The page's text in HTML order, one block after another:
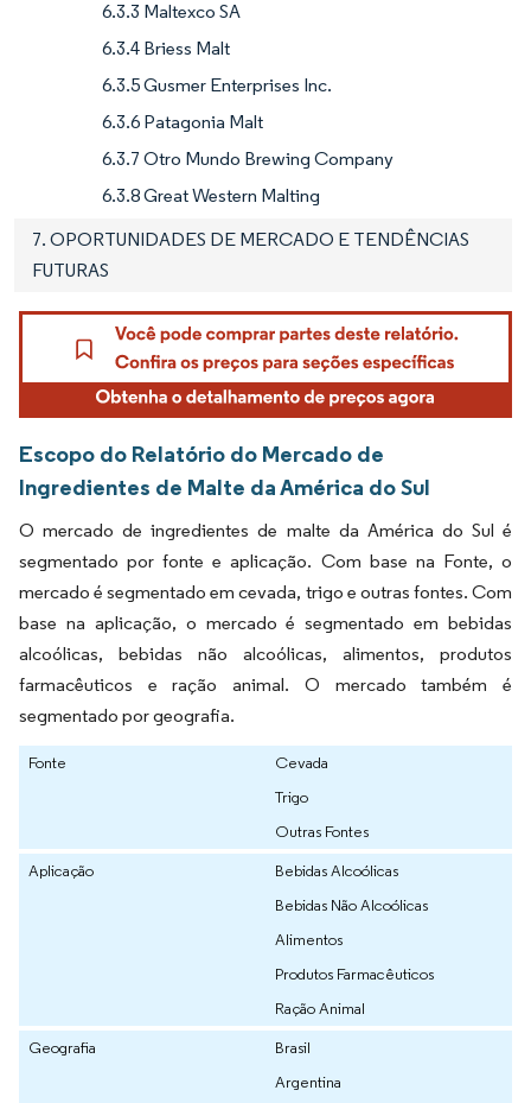
6.3.3 Maltexco SA
6.3.4 Briess Malt
6.3.5 Gusmer Enterprises Inc.
6.3.6 Patagonia Malt
6.3.7 Otro Mundo Brewing Company
6.3.8 Great Western Malting
7. OPORTUNIDADES DE MERCADO E TENDÊNCIAS
FUTURAS
Escopo do Relatório do Mercado de
Ingredientes de Malte da América do Sul
O mercado de ingredientes de malte da América do Sul é
segmentado por fonte e aplicação. Com base na Fonte, o
mercado é segmentado em cevada, trigo e outras fontes. Com
base na aplicação, o mercado é segmentado em bebidas
alcoólicas, bebidas não alcoólicas, alimentos, produtos
farmacêuticos e ração animal. O mercado também é
segmentado por geografia.
Fonte
Cevada
Trigo
Outras Fontes
Aplicação
Bebidas Alcoólicas
Bebidas Não Alcoólicas
Alimentos
Produtos Farmacêuticos
Ração Animal
Geografia
Brasil
Argentina